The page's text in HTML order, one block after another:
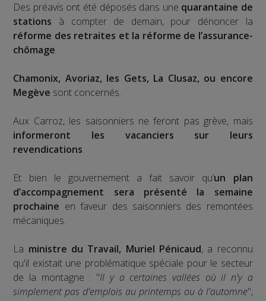
Des préavis ont été déposés dans une quarantaine de
stations à compter de demain, pour dénoncer la
réforme des retraites et la réforme de l’assurance-
chômage.
Chamonix, Avoriaz, les Gets, La Clusaz, ou encore
Megève sont concernés.
Aux Carroz, les saisonniers ne feront pas grève, mais
informeront les vacanciers sur leurs
revendications.
Et bien le gouvernement a fait savoir qu’un plan
d’accompagnement sera présenté la semaine
prochaine en faveur des saisonniers des remontées
mécaniques.
La ministre du Travail, Muriel Pénicaud, a reconnu
qu'il existait une problématique spéciale pour le secteur
de la montagne : "Il y a certaines vallées où il n'y a
simplement pas d'emplois au printemps ou à l'automne",